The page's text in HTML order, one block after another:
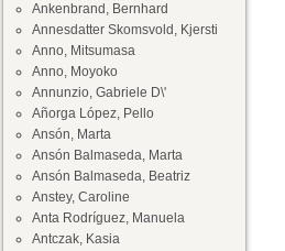
Ankenbrand, Bernhard
Annesdatter Skomsvold, Kjersti
Anno, Mitsumasa
Anno, Moyoko
Annunzio, Gabriele D\'
Añorga López, Pello
Ansón, Marta
Ansón Balmaseda, Marta
Ansón Balmaseda, Beatriz
Anstey, Caroline
Anta Rodríguez, Manuela
Antczak, Kasia